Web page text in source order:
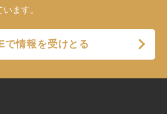
ます。
で情報を受けとる